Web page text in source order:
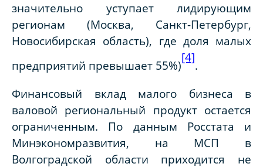
значительно уступает лидирующим
регионам (Москва, Санкт-Петербург,
Новосибирская область), где доля малых
предприятий превышает 55%)
[4]
.
Финансовый вклад малого бизнеса в
валовой региональный продукт остается
ограниченным. По данным Росстата и
Минэкономразвития, на МСП в
Волгоградской области приходится не